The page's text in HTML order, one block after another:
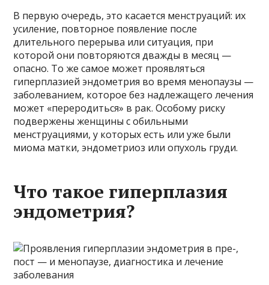
В первую очередь, это касается менструаций: их
усиление, повторное появление после
длительного перерыва или ситуация, при
которой они повторяются дважды в месяц —
опасно. То же самое может проявляться
гиперплазией эндометрия во время менопаузы —
заболеванием, которое без надлежащего лечения
может «переродиться» в рак. Особому риску
подвержены женщины с обильными
менструациями, у которых есть или уже были
миома матки, эндометриоз или опухоль груди.
Что такое гиперплазия
эндометрия?